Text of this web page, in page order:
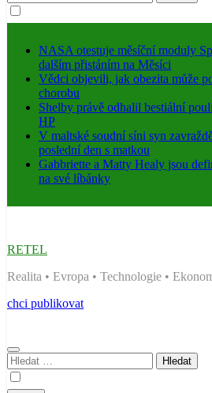
NASA otestuje měsíční moduly
dalším přistáním na Měsíci
Vědci objevili, jak obezita může
chorobu
Shelby právě odhalil bestiální
HP
V maltské soudní síni syn
poslední den s matkou
Gabbriette a Matty Healy jsou
na své líbánky
RETEL
Realita • Evropa • Technologie •
chci publikovat
Vyhledávání